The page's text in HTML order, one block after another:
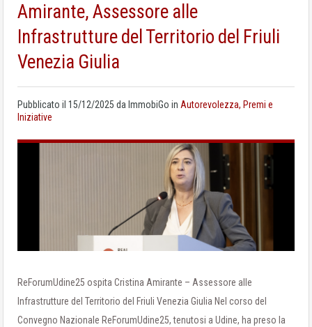
Amirante, Assessore alle
Infrastrutture del Territorio del Friuli
Venezia Giulia
Pubblicato il 15/12/2025 da ImmobiGo in Autorevolezza, Premi e
Iniziative
ReForumUdine25 ospita Cristina Amirante – Assessore alle
Infrastrutture del Territorio del Friuli Venezia Giulia Nel corso del
Convegno Nazionale ReForumUdine25, tenutosi a Udine, ha preso la